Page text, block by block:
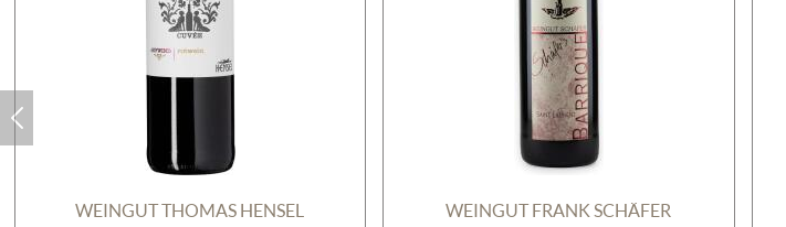
WEINGUT THOMAS HENSEL WEINGUT FRANK SCHÄFER